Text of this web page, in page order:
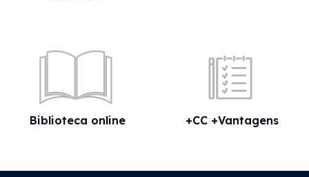
Biblioteca online +CC +Vantagens